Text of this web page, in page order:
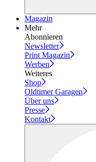
Magazin
Mehr
Abonnieren
Newsletter
Print Magazin
Werben
Weiteres
Shop
Oldtimer Garagen
Über uns
Presse
Kontakt